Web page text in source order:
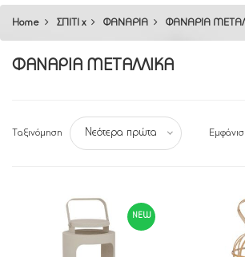
Home ΣΠΙΤΙ x ΦΑΝΑΡΙΑ ΦΑΝΑΡΙΑ
ΦΑΝΑΡΙΑ ΜΕΤΑΛΛΙΚΑ
Ταξινόμηση Νεότερα πρώτα
NEW